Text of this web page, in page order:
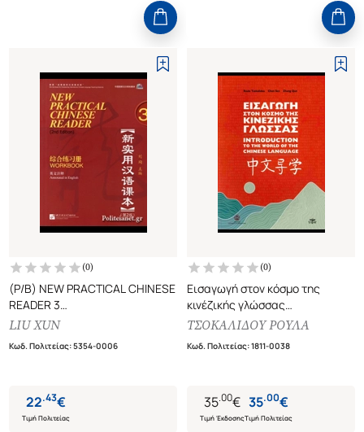
(0)
(P/B) NEW PRACTICAL CHINESE
READER 3
WORKBOOK (ANNOTATED IN
LIU XUN
Κωδ. Πολιτείας:5354-0006
22.43€
Τιμή Πολιτείας
(0)
Εισαγωγή στον κόσμο της
κινέζικής γλώσσας
(Δίγλωσση έκδοση, ελληνικά-
ΤΣΟΚΑΛΙΔΟΥ ΡΟΥΛΑ
Κωδ. Πολιτείας:1811-0038
35.00€
Τιμή Έκδοσης
35.00€
Τιμή Πολιτείας